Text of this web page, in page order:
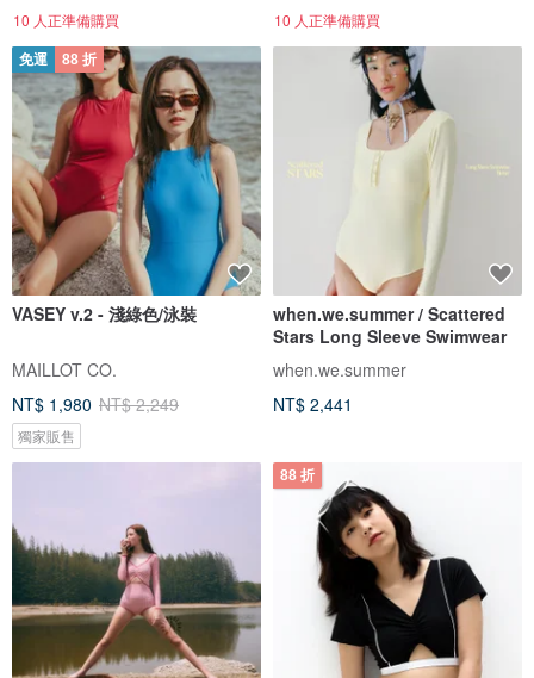
10 人正準備購買 10 人正準備購買
免運 88 折
VASEY v.2 - 淺綠色/泳裝
MAILLOT CO.
NT$ 1,980 NT$ 2,249
獨家販售
when.we.summer / Scattered
Stars Long Sleeve Swimwear
when.we.summer
NT$ 2,441
88 折